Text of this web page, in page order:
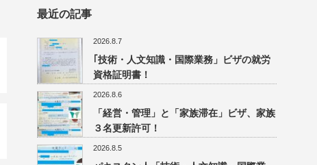
最近の記事
2026.8.7
｢技術・人文知識・国際業務」ビザの就労
資格証明書！
2026.8.6
「経営・管理」と「家族滞在」ビザ、家族
３名更新許可！
2026.8.5